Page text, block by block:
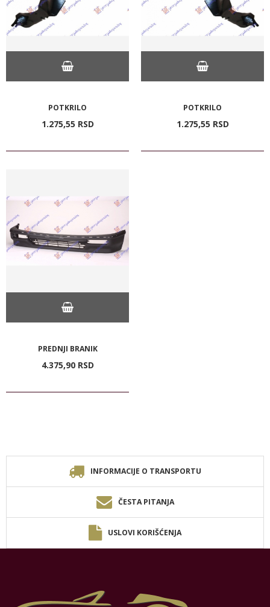
POTKRILO
1.275,55 RSD
POTKRILO
1.275,55 RSD
PREDNJI BRANIK
4.375,90 RSD
INFORMACIJE O TRANSPORTU
ČESTA PITANJA
USLOVI KORIŠĆENJA